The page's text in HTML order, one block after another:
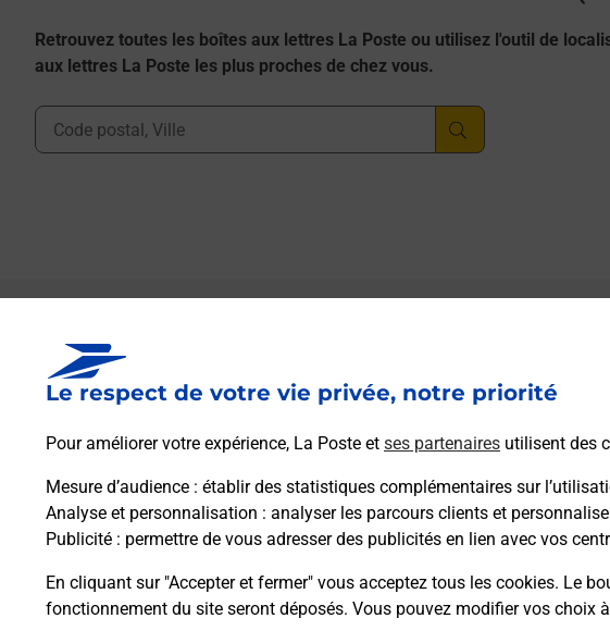
Le respect de votre vie privée, notre priorité
Pour améliorer votre expérience, La Poste et ses partenaires utilisent des
Mesure d’audience : établir des statistiques complémentaires sur
Analyse et personnalisation : analyser les parcours clients et
Publicité : permettre de vous adresser des publicités en lien avec vos
En cliquant sur "Accepter et fermer" vous acceptez tous les cookies. Le
fonctionnement du site seront déposés. Vous pouvez modifier vos
Retrouvez toutes les boîtes aux lettres La Poste ou utilisez l'outil de
aux lettres La Poste les plus proches de chez vous.
Ville, Département, Code Postal
Boîte aux lettres La Poste
Collecte du courrier aujourd'hui à 09h00
19 Route De Brioux
Itinéraire